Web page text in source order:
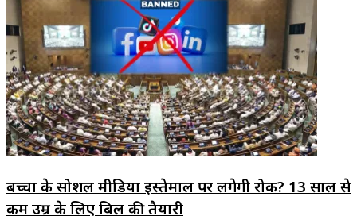
बच्चों के सोशल मीडिया इस्तेमाल पर लगेगी रोक? 13 साल से
कम उम्र के लिए बिल की तैयारी